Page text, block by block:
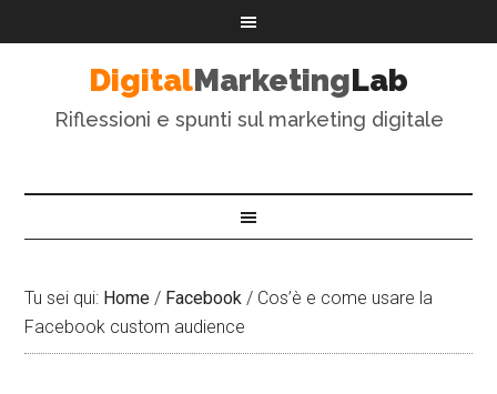
DigitalMarketingLab
Riflessioni e spunti sul marketing digitale
Tu sei qui: Home / Facebook / Cos’è e come usare la
Facebook custom audience